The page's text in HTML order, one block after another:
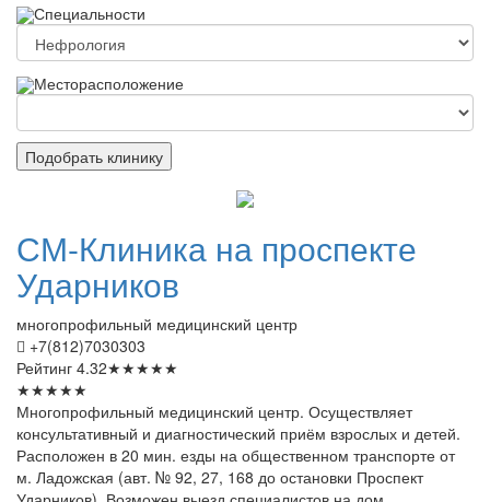
Специальности
Месторасположение
Подобрать клинику
СМ-Клиника на проспекте
Ударников
многопрофильный медицинский центр
+7(812)7030303
Рейтинг 4.32★★★★★
★★★★★
Многопрофильный медицинский центр. Осуществляет
консультативный и диагностический приём взрослых и детей.
Расположен в 20 мин. езды на общественном транспорте от
м. Ладожская (авт. № 92, 27, 168 до остановки Проспект